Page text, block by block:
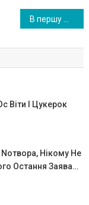
Віти І Цукерок
Нікому Не
Остання Заява…